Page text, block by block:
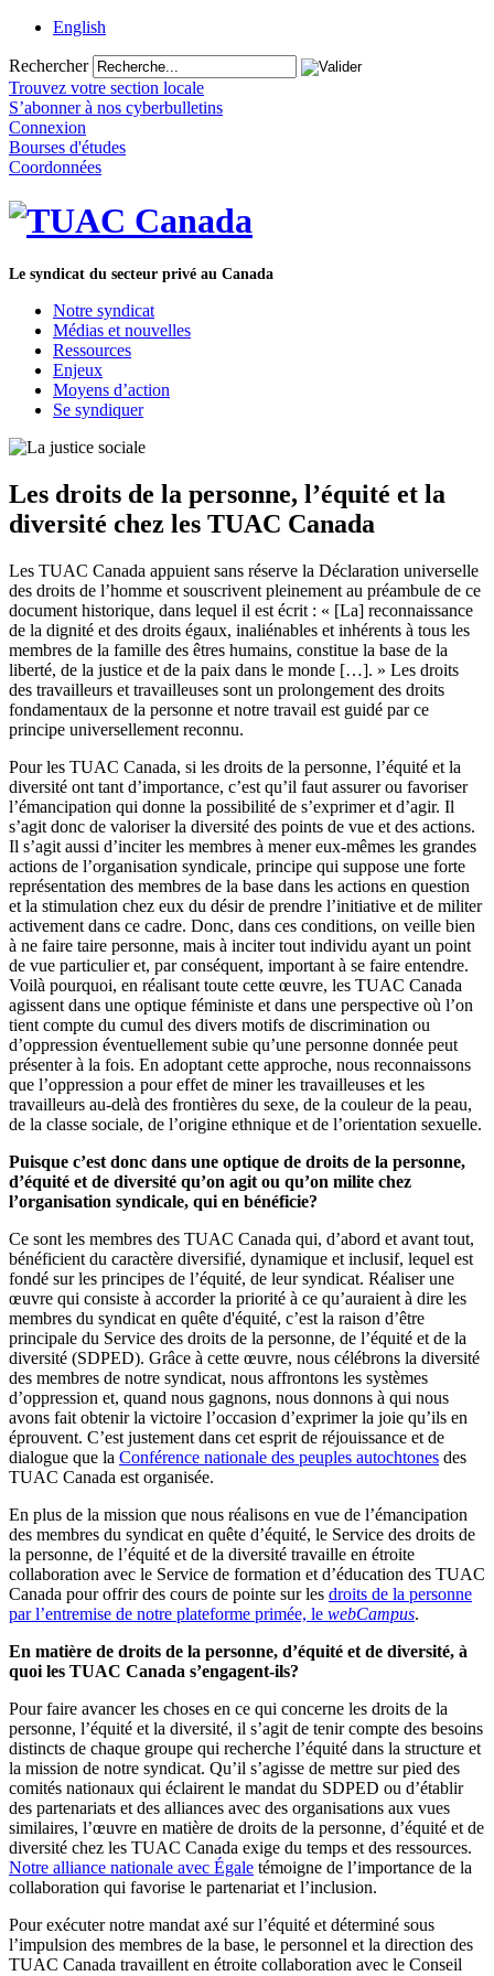
English
Rechercher
Trouvez votre section locale
S’abonner à nos cyberbulletins
Connexion
Bourses d'études
Coordonnées
Le syndicat du secteur privé au Canada
Notre syndicat
Médias et nouvelles
Ressources
Enjeux
Moyens d’action
Se syndiquer
Les droits de la personne, l’équité et la
diversité chez les TUAC Canada
Les TUAC Canada appuient sans réserve la Déclaration universelle
des droits de l’homme et souscrivent pleinement au préambule de ce
document historique, dans lequel il est écrit : « [La] reconnaissance
de la dignité et des droits égaux, inaliénables et inhérents à tous les
membres de la famille des êtres humains, constitue la base de la
liberté, de la justice et de la paix dans le monde […]. » Les droits
des travailleurs et travailleuses sont un prolongement des droits
fondamentaux de la personne et notre travail est guidé par ce
principe universellement reconnu.
Pour les TUAC Canada, si les droits de la personne, l’équité et la
diversité ont tant d’importance, c’est qu’il faut assurer ou favoriser
l’émancipation qui donne la possibilité de s’exprimer et d’agir. Il
s’agit donc de valoriser la diversité des points de vue et des actions.
Il s’agit aussi d’inciter les membres à mener eux-mêmes les grandes
actions de l’organisation syndicale, principe qui suppose une forte
représentation des membres de la base dans les actions en question
et la stimulation chez eux du désir de prendre l’initiative et de militer
activement dans ce cadre. Donc, dans ces conditions, on veille bien
à ne faire taire personne, mais à inciter tout individu ayant un point
de vue particulier et, par conséquent, important à se faire entendre.
Voilà pourquoi, en réalisant toute cette œuvre, les TUAC Canada
agissent dans une optique féministe et dans une perspective où l’on
tient compte du cumul des divers motifs de discrimination ou
d’oppression éventuellement subie qu’une personne donnée peut
présenter à la fois. En adoptant cette approche, nous reconnaissons
que l’oppression a pour effet de miner les travailleuses et les
travailleurs au-delà des frontières du sexe, de la couleur de la peau,
de la classe sociale, de l’origine ethnique et de l’orientation sexuelle.
Puisque c’est donc dans une optique de droits de la personne,
d’équité et de diversité qu’on agit ou qu’on milite chez
l’organisation syndicale, qui en bénéficie?
Ce sont les membres des TUAC Canada qui, d’abord et avant tout,
bénéficient du caractère diversifié, dynamique et inclusif, lequel est
fondé sur les principes de l’équité, de leur syndicat. Réaliser une
œuvre qui consiste à accorder la priorité à ce qu’auraient à dire les
membres du syndicat en quête d'équité, c’est la raison d’être
principale du Service des droits de la personne, de l’équité et de la
diversité (SDPED). Grâce à cette œuvre, nous célébrons la diversité
des membres de notre syndicat, nous affrontons les systèmes
d’oppression et, quand nous gagnons, nous donnons à qui nous
avons fait obtenir la victoire l’occasion d’exprimer la joie qu’ils en
éprouvent. C’est justement dans cet esprit de réjouissance et de
dialogue que la Conférence nationale des peuples autochtones des
TUAC Canada est organisée.
En plus de la mission que nous réalisons en vue de l’émancipation
des membres du syndicat en quête d’équité, le Service des droits de
la personne, de l’équité et de la diversité travaille en étroite
collaboration avec le Service de formation et d’éducation des TUAC
Canada pour offrir des cours de pointe sur les droits de la personne
par l’entremise de notre plateforme primée, le webCampus.
En matière de droits de la personne, d’équité et de diversité, à
quoi les TUAC Canada s’engagent-ils?
Pour faire avancer les choses en ce qui concerne les droits de la
personne, l’équité et la diversité, il s’agit de tenir compte des besoins
distincts de chaque groupe qui recherche l’équité dans la structure et
la mission de notre syndicat. Qu’il s’agisse de mettre sur pied des
comités nationaux qui éclairent le mandat du SDPED ou d’établir
des partenariats et des alliances avec des organisations aux vues
similaires, l’œuvre en matière de droits de la personne, d’équité et de
diversité chez les TUAC Canada exige du temps et des ressources.
Notre alliance nationale avec Égale témoigne de l’importance de la
collaboration qui favorise le partenariat et l’inclusion.
Pour exécuter notre mandat axé sur l’équité et déterminé sous
l’impulsion des membres de la base, le personnel et la direction des
TUAC Canada travaillent en étroite collaboration avec le Conseil